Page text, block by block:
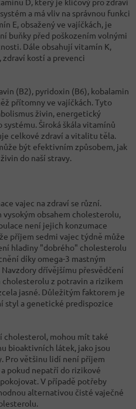
a má vliv na správnou funkci
E, obsažený ve vajíčkách, je
buňky před poškozením volnými
Dále obsahují vitamín K,
kostí a prevenci
(B2), pyridoxin (B6), kobalamin
přítomny ve vajíčkách. Tyto
živin, energetický
Široká škála vitamínů
celkové zdraví a vitalitu těla.
být efektivním způsobem, jak
do naší stravy.
vajec na zdraví se různí.
obsahem cholesterolu,
není jejich konzumace
příjem sedmi vajec týdně může
hladiny "dobrého" cholesterolu
díky omega-3 mastným
dřívějšímu přesvědčení
z potravin a rizikem
jasné. Důležitým faktorem je
styl a genetické predispozice
cholesterol, mohou mít také
bioaktivních látek, jako jsou
Pro většinu lidí není příjem
pokud nepatří do rizikové
V případě potřeby
alternativou čisté vaječné